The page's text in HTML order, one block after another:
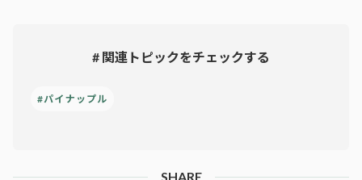
# 関連トピックをチェックする
#パイナップル
SHARE